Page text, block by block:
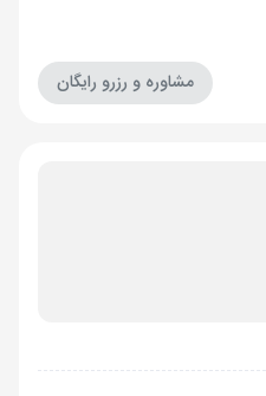
مشاوره و رزرو رایگان